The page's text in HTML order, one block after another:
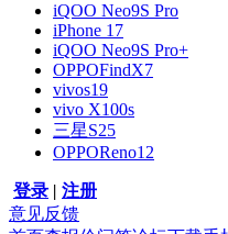
iQOO Neo9S Pro
iPhone 17
iQOO Neo9S Pro+
OPPOFindX7
vivos19
vivo X100s
三星S25
OPPOReno12
登录 | 注册
意见反馈